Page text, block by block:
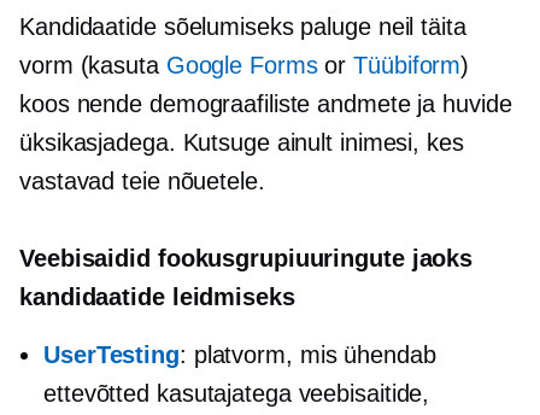
Kandidaatide sõelumiseks paluge neil täita
vorm (kasuta Google FormsorTüübiform)
koos nende demograafiliste andmete ja huvide
üksikasjadega. Kutsuge ainult inimesi, kes
vastavad teie nõuetele.
Veebisaidid fookusgrupiuuringute jaoks
kandidaatide leidmiseks
UserTesting: platvorm, mis ühendab
ettevõtted kasutajatega veebisaitide,